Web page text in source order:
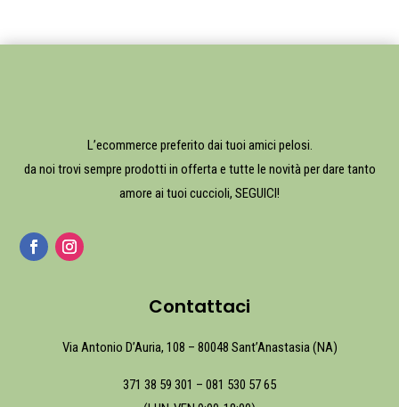
L’ecommerce preferito dai tuoi amici pelosi.
da noi trovi sempre prodotti in offerta e tutte le novità per dare tanto
amore ai tuoi cuccioli, SEGUICI!
Contattaci
Via Antonio D’Auria, 108 – 80048 Sant’Anastasia (NA)
371 38 59 301 – 081 530 57 65